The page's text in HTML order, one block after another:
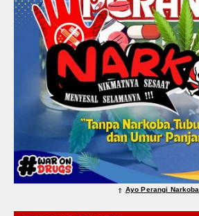
⇑ Ayo Perangi Narkoba